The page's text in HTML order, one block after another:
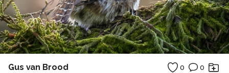
Gus van Brood 0 0